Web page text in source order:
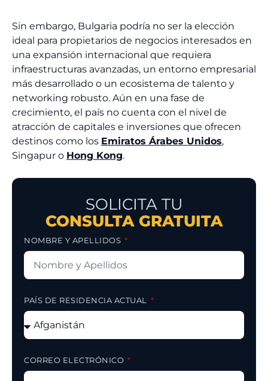
Sin embargo, Bulgaria podría no ser la elección
ideal para propietarios de negocios interesados en
una expansión internacional que requiera
infraestructuras avanzadas, un entorno empresarial
más desarrollado o un ecosistema de talento y
networking robusto. Aún en una fase de
crecimiento, el país no cuenta con el nivel de
atracción de capitales e inversiones que ofrecen
destinos como los Emiratos Árabes Unidos,
Singapur o Hong Kong.
SOLICITA TU
CONSULTA GRATUITA
NOMBRE Y APELLIDOS
PAÍS DE RESIDENCIA ACTUAL
CORREO ELECTRÓNICO